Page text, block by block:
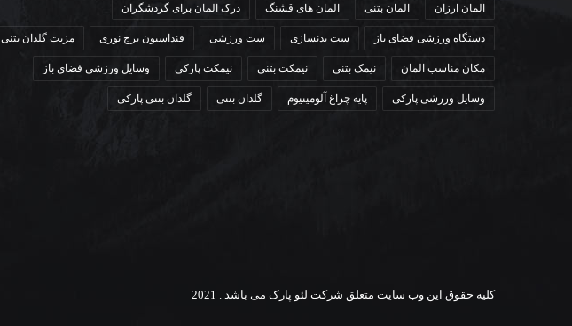
المان ارزان المان بتنی المان های قشنگ درک المان برای گردشگران
دستگاه ورزشی فضای باز ست بدنسازی ست ورزشی فنداسیون برج نوری مزیت گلدان بتنی
مکان مناسب المان نیمک بتنی نیمکت بتنی نیمکت پارکی وسایل ورزشی فضای باز
وسایل ورزشی پارکی پایه چراغ آلومینیوم گلدان بتنی گلدان بتنی پارکی
کلیه حقوق این وب سایت متعلق شرکت لئو پارک می باشد . 2021